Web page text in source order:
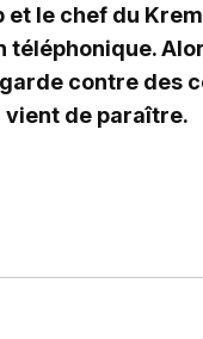
et le chef du
téléphonique.
contre des
vient de paraître.